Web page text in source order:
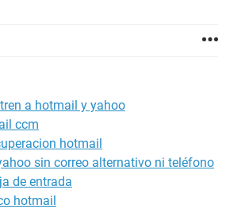
a hotmail y yahoo
ccm
hotmail
sin correo alternativo ni teléfono
de entrada
hotmail